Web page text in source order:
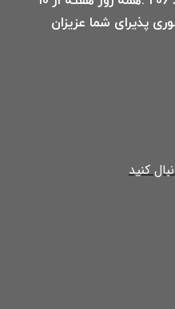
پذیرای شما عزیزان
کنید